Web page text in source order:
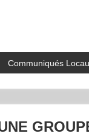
Communiqués